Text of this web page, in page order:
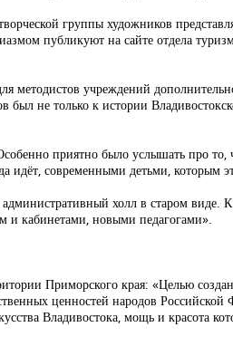
группы художников
публикуют на сайте отдела
методистов учреждений
только к истории
приятно было услышать про то,
идёт, современными детьми, которым
холл в старом
и кабинетами, новыми педагогами».
Приморского края: «Целью
ценностей народов
Владивостока, мощь и красота